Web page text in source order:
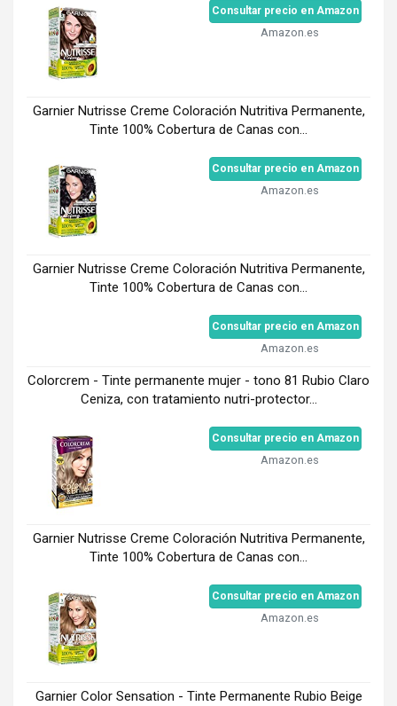
Consultar precio en Amazon
Amazon.es
Garnier Nutrisse Creme Coloración Nutritiva Permanente,
Tinte 100% Cobertura de Canas con...
Consultar precio en Amazon
Amazon.es
Garnier Nutrisse Creme Coloración Nutritiva Permanente,
Tinte 100% Cobertura de Canas con...
Consultar precio en Amazon
Amazon.es
Colorcrem - Tinte permanente mujer - tono 81 Rubio Claro
Ceniza, con tratamiento nutri-protector...
Consultar precio en Amazon
Amazon.es
Garnier Nutrisse Creme Coloración Nutritiva Permanente,
Tinte 100% Cobertura de Canas con...
Consultar precio en Amazon
Amazon.es
Garnier Color Sensation - Tinte Permanente Rubio Beige